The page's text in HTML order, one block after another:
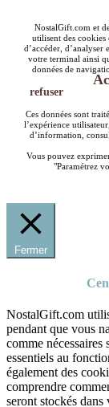
NostalGift.com et
utilisent des cookies
d’accéder, d’analyser
votre terminal ainsi
données de
refuser
Ces données sont
l’expérience
d’information,
Vous pouvez
"Paramétrez
Fermer
NostalGift.com
pendant que vous
comme
essentiels au
également des
comprendre
seront stockés